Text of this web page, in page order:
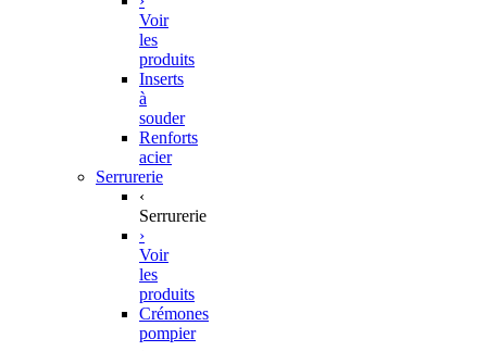
Voir
les
produits
Inserts
à
souder
Renforts
acier
Serrurerie
‹
Serrurerie
›
Voir
les
produits
Crémones
pompier